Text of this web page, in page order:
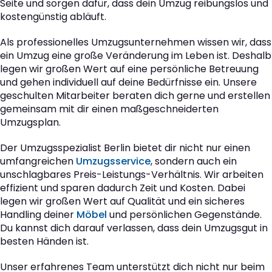
Seite und sorgen dafür, dass dein Umzug reibungslos und
kostengünstig abläuft.
Als professionelles Umzugsunternehmen wissen wir, dass
ein Umzug eine große Veränderung im Leben ist. Deshalb
legen wir großen Wert auf eine persönliche Betreuung
und gehen individuell auf deine Bedürfnisse ein. Unsere
geschulten Mitarbeiter beraten dich gerne und erstellen
gemeinsam mit dir einen maßgeschneiderten
Umzugsplan.
Der Umzugsspezialist Berlin bietet dir nicht nur einen
umfangreichen Umzugsservice, sondern auch ein
unschlagbares Preis-Leistungs-Verhältnis. Wir arbeiten
effizient und sparen dadurch Zeit und Kosten. Dabei
legen wir großen Wert auf Qualität und ein sicheres
Handling deiner Möbel und persönlichen Gegenstände.
Du kannst dich darauf verlassen, dass dein Umzugsgut in
besten Händen ist.
Unser erfahrenes Team unterstützt dich nicht nur beim